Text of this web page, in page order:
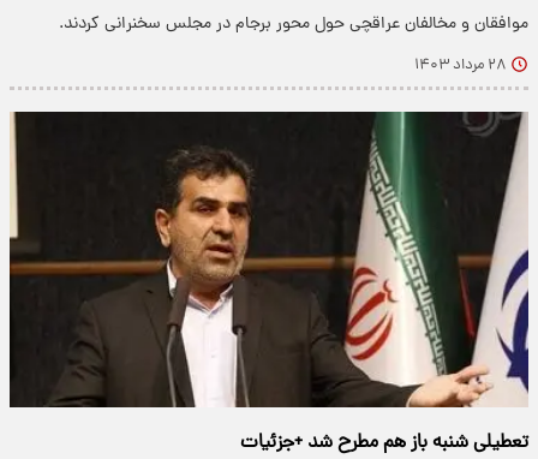
موافقان و مخالفان عراقچی حول محور برجام در مجلس سخنرانی کردند.
۲۸ مرداد ۱۴۰۳
تعطیلی شنبه‌ باز هم مطرح شد +جزئیات